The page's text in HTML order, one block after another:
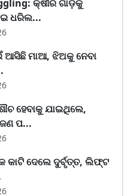
କ୍ଷୀର ଗାଡ଼ିକୁ
ଧରିଲ...
ଆସିଛି ମାଆ, ଝିଅକୁ ନେବା
ହେବାକୁ ଯାଇଥିଲେ,
ପ...
କାଟି ଦେଲେ ଦୁର୍ବୃତ୍ତ, ଲିଫ୍ଟ